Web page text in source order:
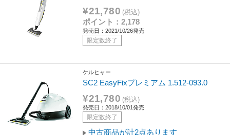
¥21,780 (税込)
ポイント：2,178
発売日：2021/10/26発売
限定数終了
ケルヒャー
SC2 EasyFixプレミアム 1.512-093.0
¥21,780 (税込)
発売日：2018/10/01発売
限定数終了
中古商品が計2点あります